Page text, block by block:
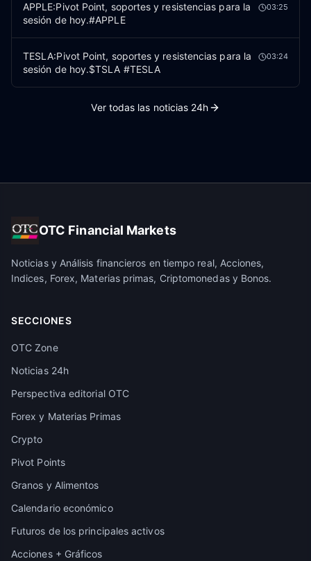
APPLE:Pivot Point, soportes y resistencias para la
sesión de hoy.#APPLE
03:25
TESLA:Pivot Point, soportes y resistencias para la
sesión de hoy.$TSLA #TESLA
03:24
Ver todas las noticias 24h
OTC Financial Markets
Noticias y Análisis financieros en tiempo real, Acciones,
Indices, Forex, Materias primas, Criptomonedas y Bonos.
SECCIONES
OTC Zone
Noticias 24h
Perspectiva editorial OTC
Forex y Materias Primas
Crypto
Pivot Points
Granos y Alimentos
Calendario económico
Futuros de los principales activos
Acciones + Gráficos